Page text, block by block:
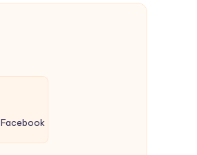
Facebook